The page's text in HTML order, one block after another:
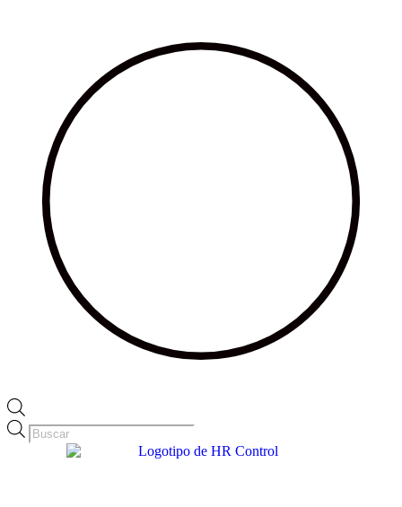
Búsqueda
de
productos